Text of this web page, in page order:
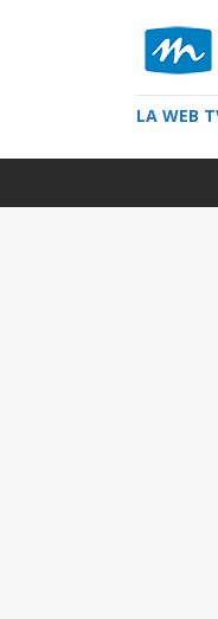
LA WEB